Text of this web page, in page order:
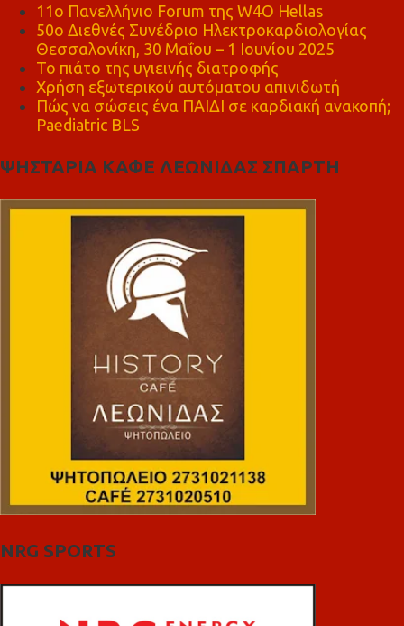
11ο Πανελλήνιο Forum της W4O Hellas
50ο Διεθνές Συνέδριο Ηλεκτροκαρδιολογίας
Θεσσαλονίκη, 30 Μαΐου – 1 Ιουνίου 2025
Το πιάτο της υγιεινής διατροφής
Χρήση εξωτερικού αυτόματου απινιδωτή
Πώς να σώσεις ένα ΠΑΙΔΙ σε καρδιακή ανακοπή;
Paediatric BLS
ΨΗΣΤΑΡΙΑ ΚΑΦΕ ΛΕΩΝΙΔΑΣ ΣΠΑΡΤΗ
NRG SPORTS